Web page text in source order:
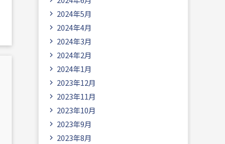
2024年5月
2024年4月
2024年3月
2024年2月
2024年1月
2023年12月
2023年11月
2023年10月
2023年9月
2023年8月